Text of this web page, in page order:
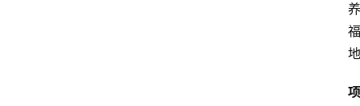
养
福
地
项